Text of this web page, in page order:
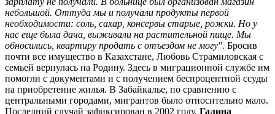
небольшой. Оттуда мы и получали продукты первой
необходимости: соль, сахар, консервы старые, рожки. Но у
нас еще была дача, выживали на растительной пище. Мы
обносились, квартиру продать с отъездом не могу". Бросив
почти все имущество в Казахстане, Любовь Страмиловская с
семьей вернулась на Родину. Здесь в миграционной службе им
помогли с документами и с получением беспроцентной ссуды
на приобретение жилья. В Забайкалье, по сравнению с
центральными городами, мигрантов было относительно мало.
Последний случай зафиксирован в 2002 году. Галина